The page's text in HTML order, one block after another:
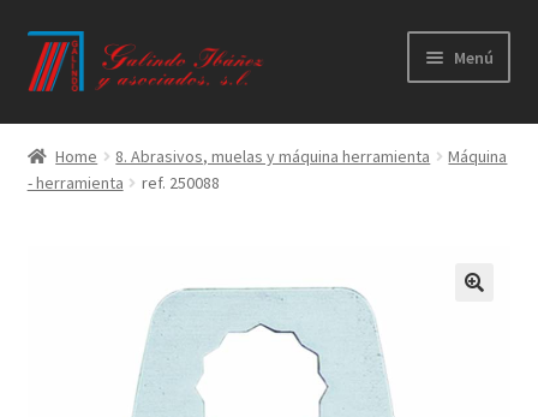
Ir
a
Ir
al
Menú
Principal
Productos
Home 8. Abrasivos, muelas y máquina herramienta
Máquina
- herramienta
ref. 250088